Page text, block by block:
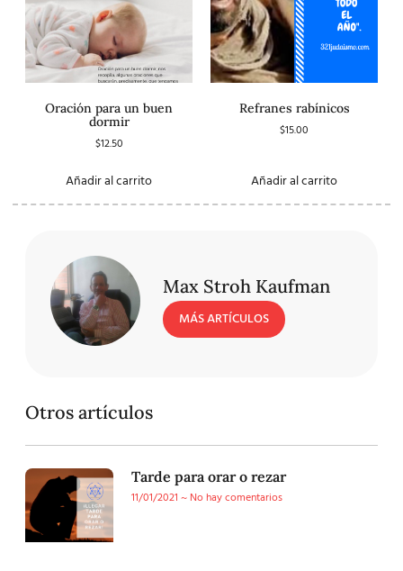
Oración para un buen
dormir
$12.50
Añadir al carrito
Refranes rabínicos
$15.00
Añadir al carrito
Max Stroh Kaufman
MÁS ARTÍCULOS
Otros artículos
Tarde para orar o rezar
11/01/2021
No hay comentarios